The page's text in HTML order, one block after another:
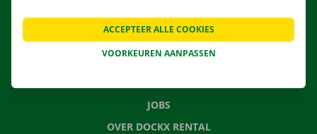
CONTACTEER ONS
VEELGESTELDE VRAGEN
NIEUWS
JOBS
OVER DOCKX RENTAL
VOORKEUREN AANPASSEN
ACCEPTEER ALLE COOKIES